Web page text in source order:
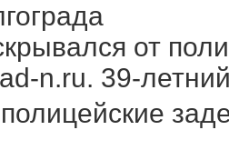
от
n.ru. 39-